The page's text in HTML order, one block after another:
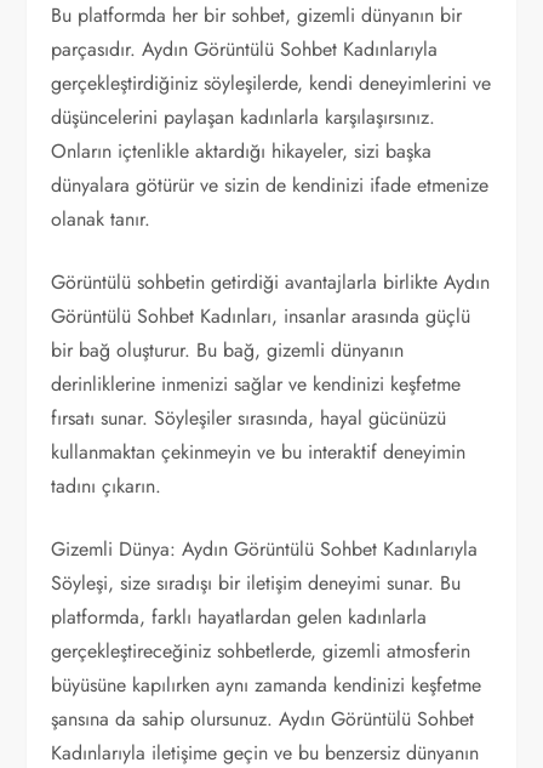
Bu platformda her bir sohbet, gizemli dünyanın bir
parçasıdır. Aydın Görüntülü Sohbet Kadınlarıyla
gerçekleştirdiğiniz söyleşilerde, kendi deneyimlerini ve
düşüncelerini paylaşan kadınlarla karşılaşırsınız.
Onların içtenlikle aktardığı hikayeler, sizi başka
dünyalara götürür ve sizin de kendinizi ifade etmenize
olanak tanır.
Görüntülü sohbetin getirdiği avantajlarla birlikte Aydın
Görüntülü Sohbet Kadınları, insanlar arasında güçlü
bir bağ oluşturur. Bu bağ, gizemli dünyanın
derinliklerine inmenizi sağlar ve kendinizi keşfetme
fırsatı sunar. Söyleşiler sırasında, hayal gücünüzü
kullanmaktan çekinmeyin ve bu interaktif deneyimin
tadını çıkarın.
Gizemli Dünya: Aydın Görüntülü Sohbet Kadınlarıyla
Söyleşi, size sıradışı bir iletişim deneyimi sunar. Bu
platformda, farklı hayatlardan gelen kadınlarla
gerçekleştireceğiniz sohbetlerde, gizemli atmosferin
büyüsüne kapılırken aynı zamanda kendinizi keşfetme
şansına da sahip olursunuz. Aydın Görüntülü Sohbet
Kadınlarıyla iletişime geçin ve bu benzersiz dünyanın